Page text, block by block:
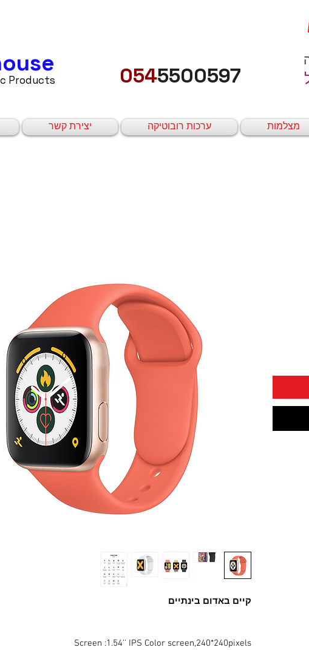
Products 0545500597
מצלמות ערכות רובוטיקה יצירת קשר
קיים באדום בינתיים
Screen :1.54'' IPS Color screen,240*240pixels